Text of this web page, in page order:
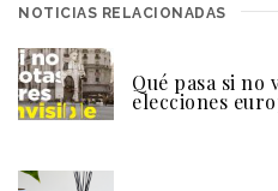
NOTICIAS RELACIONADAS
Qué pasa si no
elecciones